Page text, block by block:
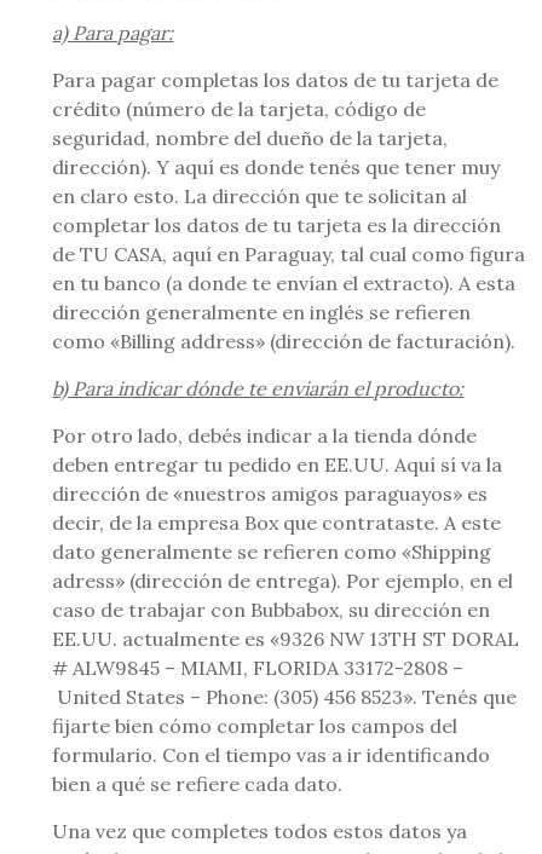
a) Para pagar:
Para pagar completas los datos de tu tarjeta de
crédito (número de la tarjeta, código de
seguridad, nombre del dueño de la tarjeta,
dirección). Y aquí es donde tenés que tener muy
en claro esto. La dirección que te solicitan al
completar los datos de tu tarjeta es la dirección
de TU CASA, aquí en Paraguay, tal cual como figura
en tu banco (a donde te envían el extracto). A esta
dirección generalmente en inglés se refieren
como «Billing address» (dirección de facturación).
b) Para indicar dónde te enviarán el producto:
Por otro lado, debés indicar a la tienda dónde
deben entregar tu pedido en EE.UU. Aquí sí va la
dirección de «nuestros amigos paraguayos» es
decir, de la empresa Box que contrataste. A este
dato generalmente se refieren como «Shipping
adress» (dirección de entrega). Por ejemplo, en el
caso de trabajar con Bubbabox, su dirección en
EE.UU. actualmente es «9326 NW 13TH ST DORAL
# ALW9845 – MIAMI, FLORIDA 33172-2808 –
United States – Phone: (305) 456 8523». Tenés que
fijarte bien cómo completar los campos del
formulario. Con el tiempo vas a ir identificando
bien a qué se refiere cada dato.
Una vez que completes todos estos datos ya